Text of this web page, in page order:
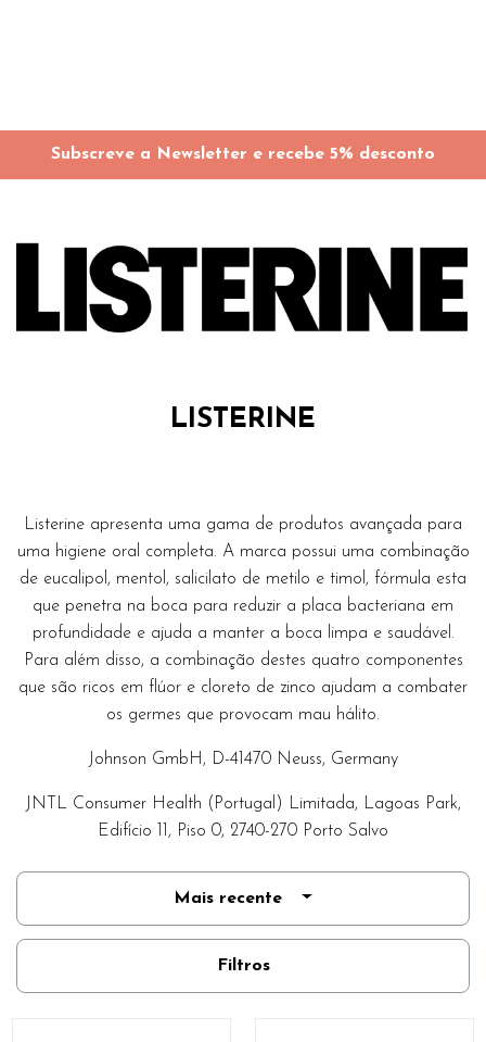
Subscreve a Newsletter e recebe 5% desconto
LISTERINE
Listerine apresenta uma gama de produtos avançada para
uma higiene oral completa. A marca possui uma combinação
de eucalipol, mentol, salicilato de metilo e timol, fórmula esta
que penetra na boca para reduzir a placa bacteriana em
profundidade e ajuda a manter a boca limpa e saudável.
Para além disso, a combinação destes quatro componentes
que são ricos em flúor e cloreto de zinco ajudam a combater
os germes que provocam mau hálito.
Johnson GmbH, D-41470 Neuss, Germany
JNTL Consumer Health (Portugal) Limitada, Lagoas Park,
Edifício 11, Piso 0, 2740-270 Porto Salvo
Mais recente
Filtros